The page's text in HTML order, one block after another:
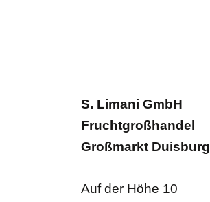
S. Limani GmbH
Fruchtgroßhandel
Großmarkt Duisburg
Auf der Höhe 10